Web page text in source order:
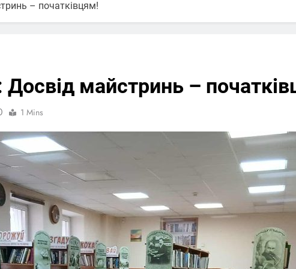
– початківцям!
Досвід майстринь –
1 Mins